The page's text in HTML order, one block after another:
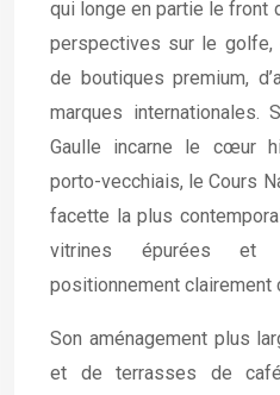
qui longe en partie le front
perspectives sur le golfe,
de boutiques premium,
marques internationales.
Gaulle incarne le cœur
porto-vecchiais, le Cours
facette la plus
vitrines épurées et
positionnement clairement
Son aménagement plus
et de terrasses de